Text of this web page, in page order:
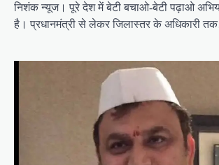
निशंक न्यूज। पूरे देश में बेटी बचाओ-बेटी पढ़ाओ
है। प्रधानमंत्री से लेकर जिलास्तर के अधिकारी